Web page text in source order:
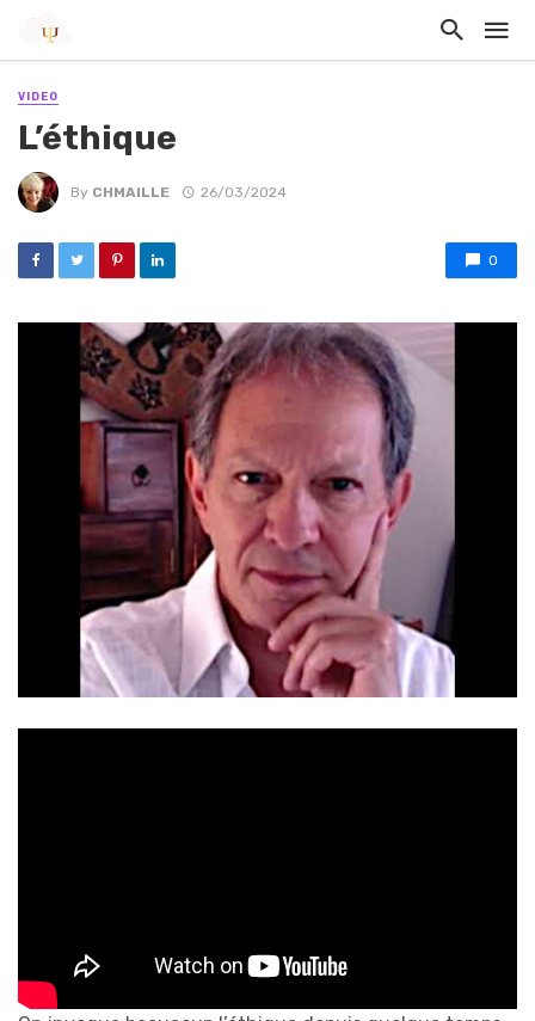
VIDEO
L’éthique
By CHMAILLE 26/03/2024
0